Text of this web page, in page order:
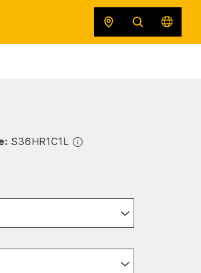
ORIGINAL EQUIPMENT
SAFETY DATA SHEETS
S36HR1C1L